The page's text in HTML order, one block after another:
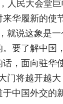
人民大会堂
华履新的使
就说这象是
要了解中国
，面向驻华
门将越开越
于中国外交的